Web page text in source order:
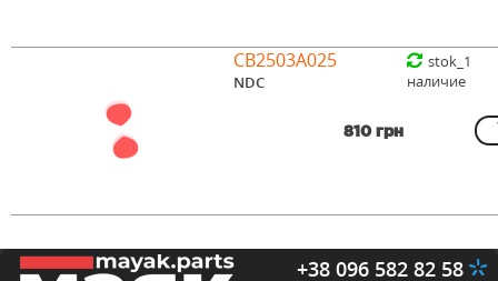
CB2503A025
NDC
810 грн
stok_1
наличие
+38 096 582 82 58